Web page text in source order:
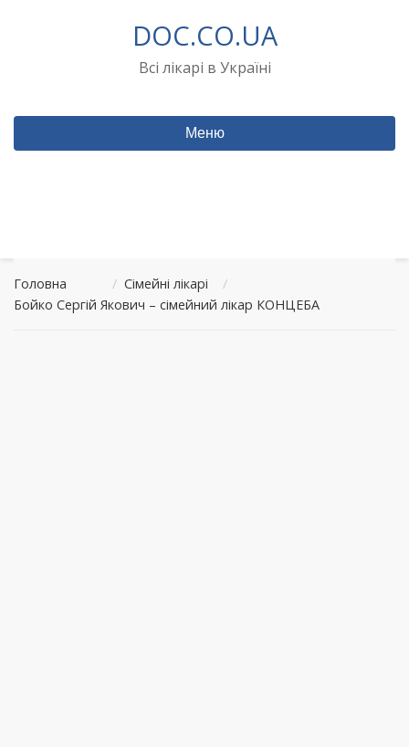
DOC.CO.UA
Всі лікарі в Україні
Меню
Головна / Сімейні лікарі
/
Бойко Сергій Якович – сімейний лікар КОНЦЕБА